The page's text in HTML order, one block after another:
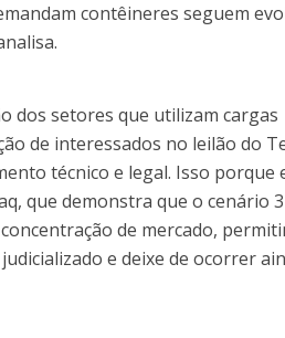
contêineres seguem
dos setores que utilizam cargas
de interessados no leilão do
técnico e legal. Isso porque
que demonstra que o cenário
de mercado,
e deixe de ocorrer